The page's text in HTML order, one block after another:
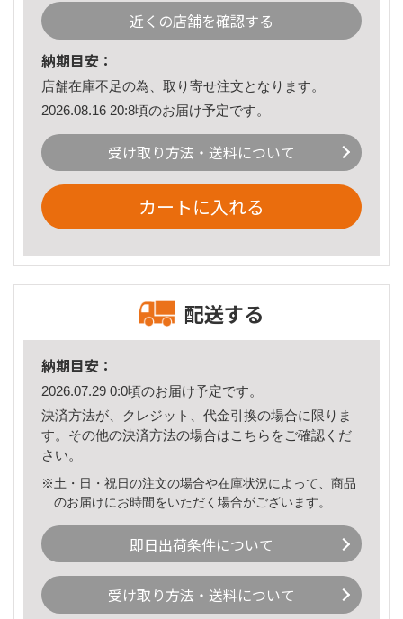
近くの店舗を確認する
納期目安：
店舗在庫不足の為、取り寄せ注文となります。
2026.08.16 20:8頃のお届け予定です。
受け取り方法・送料について
カートに入れる
配送する
納期目安：
2026.07.29 0:0頃のお届け予定です。
決済方法が、クレジット、代金引換の場合に限りま
す。その他の決済方法の場合はこちら をご確認くだ
さい。
※土・日・祝日の注文の場合や在庫状況によって、商品
のお届けにお時間をいただく場合がございます。
即日出荷条件について
受け取り方法・送料について